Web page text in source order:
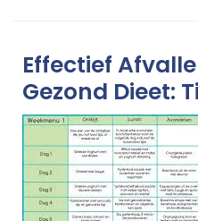
Effectief
Gezond Dieet: